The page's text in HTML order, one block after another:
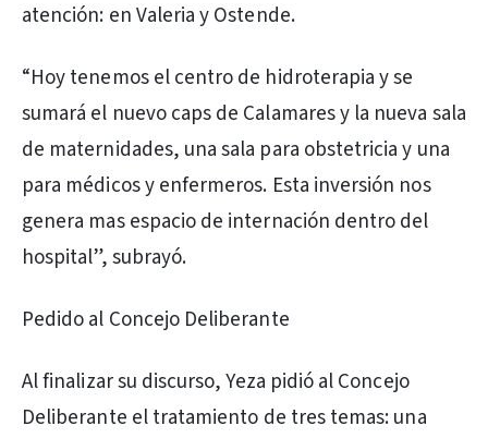
atención: en Valeria y Ostende.
“Hoy tenemos el centro de hidroterapia y se
sumará el nuevo caps de Calamares y la nueva sala
de maternidades, una sala para obstetricia y una
para médicos y enfermeros. Esta inversión nos
genera mas espacio de internación dentro del
hospital”, subrayó.
Pedido al Concejo Deliberante
Al finalizar su discurso, Yeza pidió al Concejo
Deliberante el tratamiento de tres temas: una